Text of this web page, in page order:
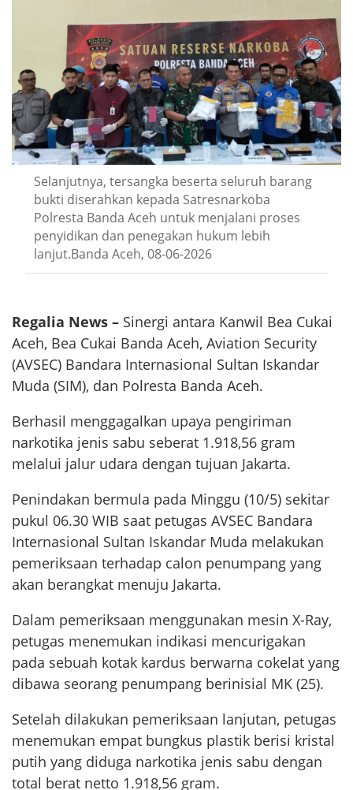
Selanjutnya, tersangka beserta seluruh barang
bukti diserahkan kepada Satresnarkoba
Polresta Banda Aceh untuk menjalani proses
penyidikan dan penegakan hukum lebih
lanjut.Banda Aceh, 08-06-2026
Regalia News – Sinergi antara Kanwil Bea Cukai
Aceh, Bea Cukai Banda Aceh, Aviation Security
(AVSEC) Bandara Internasional Sultan Iskandar
Muda (SIM), dan Polresta Banda Aceh.
Berhasil menggagalkan upaya pengiriman
narkotika jenis sabu seberat 1.918,56 gram
melalui jalur udara dengan tujuan Jakarta.
Penindakan bermula pada Minggu (10/5) sekitar
pukul 06.30 WIB saat petugas AVSEC Bandara
Internasional Sultan Iskandar Muda melakukan
pemeriksaan terhadap calon penumpang yang
akan berangkat menuju Jakarta.
Dalam pemeriksaan menggunakan mesin X-Ray,
petugas menemukan indikasi mencurigakan
pada sebuah kotak kardus berwarna cokelat yang
dibawa seorang penumpang berinisial MK (25).
Setelah dilakukan pemeriksaan lanjutan, petugas
menemukan empat bungkus plastik berisi kristal
putih yang diduga narkotika jenis sabu dengan
total berat netto 1.918,56 gram.